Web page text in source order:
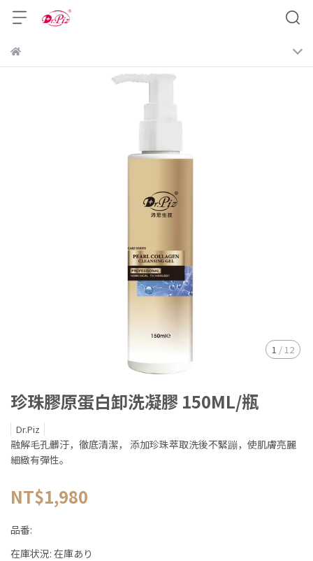
1 / 12
珍珠膠原蛋白卸洗凝膠 150ML/瓶
Dr.Piz
融解毛孔髒汙，徹底清潔， 添加珍珠萃取洗後不緊蹦，使肌膚亮麗
細緻有彈性。
NT$1,980
品番:
在庫状況: 在庫あり